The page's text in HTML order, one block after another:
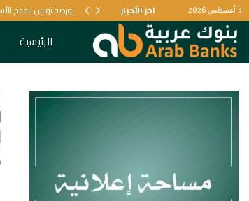
5 أغسطس 2026 آخر الأخبار بورصة تونس تتقدم
الرئيسية